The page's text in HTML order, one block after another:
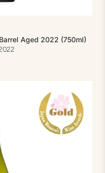
Aged 2022 (750ml)